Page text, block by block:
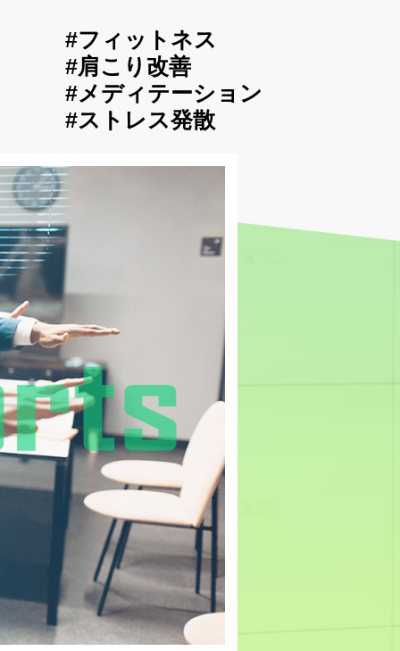
#フィットネス
#肩こり改善
#メディテーション
#ストレス発散